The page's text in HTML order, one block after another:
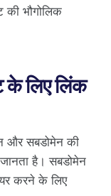
भौगोलिक
के लिए लिंक
और सबडोमेन की
है। सबडोमेन
करने के लिए